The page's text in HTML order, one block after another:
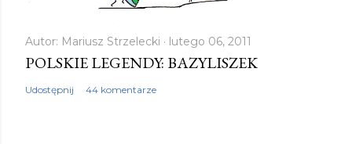
Autor: Mariusz Strzelecki lutego 06, 2011
POLSKIE LEGENDY: BAZYLISZEK
Udostępnij 44 komentarze